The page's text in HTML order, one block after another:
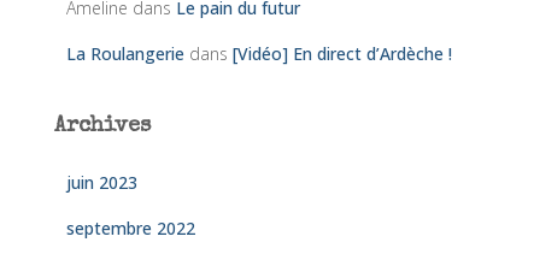
Ameline dans Le pain du futur
La Roulangerie dans [Vidéo] En direct d’Ardèche !
Archives
juin 2023
septembre 2022